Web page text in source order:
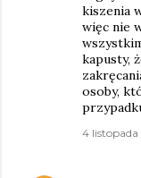
kiszenia
więc nie
kapusty,
osoby,
4 listopada